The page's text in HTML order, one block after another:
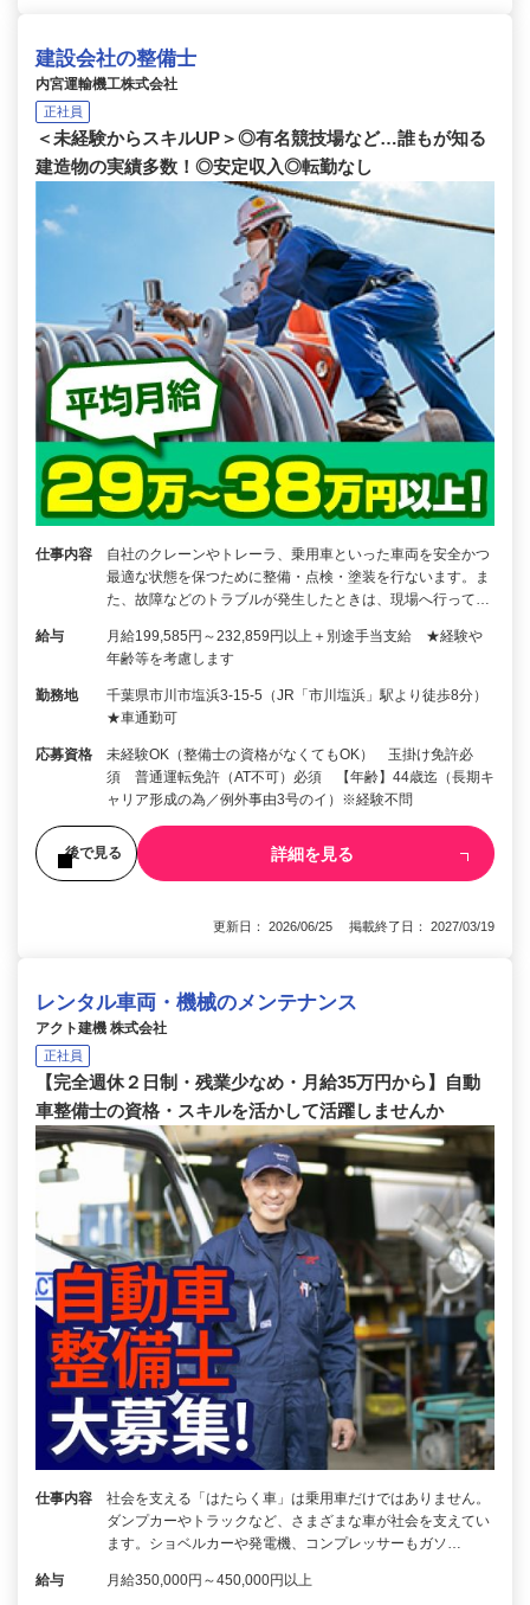
建設会社の整備士
内宮運輸機工株式会社
正社員
＜未経験からスキルUP＞◎有名競技場など…誰もが知る
建造物の実績多数！◎安定収入◎転勤なし
仕事内容
自社のクレーンやトレーラ、乗用車といった車両を安全かつ
最適な状態を保つために整備・点検・塗装を行ないます。ま
た、故障などのトラブルが発生したときは、現場へ行って…
給与
月給199,585円～232,859円以上＋別途手当支給 ★経験や
年齢等を考慮します
勤務地
千葉県市川市塩浜3-15-5（JR「市川塩浜」駅より徒歩8分）
★車通勤可
応募資格
未経験OK（整備士の資格がなくてもOK） 玉掛け免許必
須 普通運転免許（AT不可）必須 【年齢】44歳迄（長期キ
ャリア形成の為／例外事由3号のイ）※経験不問
後で見る 詳細を見る
更新日： 2026/06/25 掲載終了日： 2027/03/19
レンタル車両・機械のメンテナンス
アクト建機 株式会社
正社員
【完全週休２日制・残業少なめ・月給35万円から】自動
車整備士の資格・スキルを活かして活躍しませんか
仕事内容
社会を支える「はたらく車」は乗用車だけではありません。
ダンプカーやトラックなど、さまざまな車が社会を支えてい
ます。ショベルカーや発電機、コンプレッサーもガソ…
給与 月給350,000円～450,000円以上